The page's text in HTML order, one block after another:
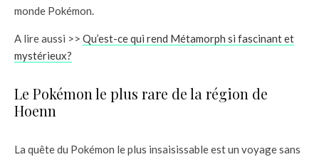
monde Pokémon.
A lire aussi >> Qu’est-ce qui rend Métamorph si fascinant et
mystérieux?
Le Pokémon le plus rare de la région de
Hoenn
La quête du Pokémon le plus insaisissable est un voyage sans